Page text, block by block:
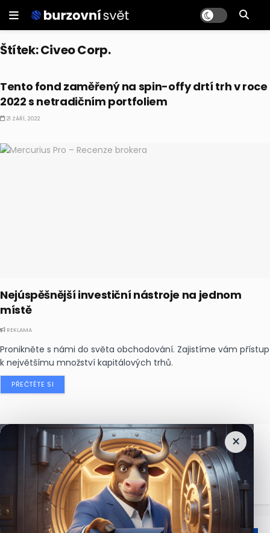
Štítek:Civeo Corp.
Tento fond zaměřený na spin-offy drtí trh v roce
2022 s netradičním portfoliem
21 ZÁŘÍ, 2022
Nejúspěšnější investiční nástroje na jednom
místě
REKLAMA
Pronikněte s námi do světa obchodování. Zajistíme vám přístup
k největšímu množství kapitálových trhů.
PŘEČTĚTE SI
×
Nejčtenějšízprávy